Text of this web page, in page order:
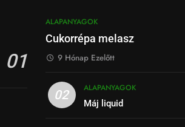
01
ALAPANYAGOK
Cukorrépa melasz
9 Hónap Ezelőtt
02
ALAPANYAGOK
Máj liquid